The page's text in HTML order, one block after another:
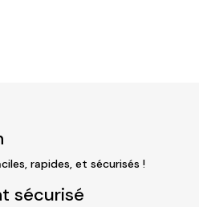
rapides, et sécurisés !
sécurisé